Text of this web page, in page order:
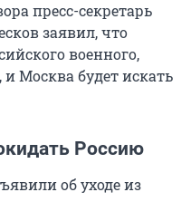
пресс-секретарь
заявил, что
военного,
и Москва будет искать
Россию
об уходе из